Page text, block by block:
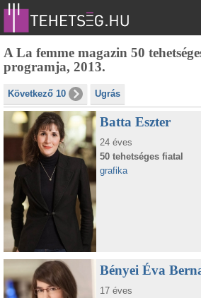
A La femme magazin 50
programja, 2013.
Következő 10 Ugrás
Batta Eszter
24 éves
50 tehetséges fiatal
grafika
Bényei Éva
17 éves